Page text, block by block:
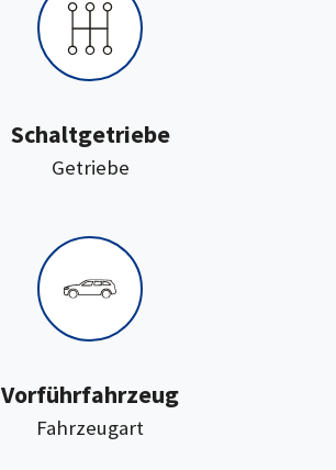
Getriebe:
Schaltgetriebe
Fahrzeugart
Vorführfahrzeug